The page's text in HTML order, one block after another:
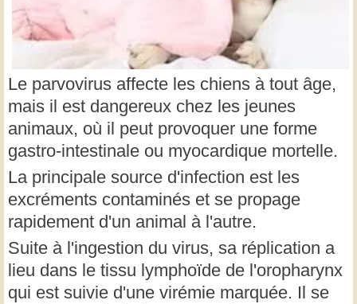
Le parvovirus affecte les chiens à tout âge,
mais il est dangereux chez les jeunes
animaux, où il peut provoquer une forme
gastro-intestinale ou myocardique mortelle.
La principale source d'infection est les
excréments contaminés et se propage
rapidement d'un animal à l'autre.
Suite à l'ingestion du virus, sa réplication a
lieu dans le tissu lymphoïde de l'oropharynx
qui est suivie d'une virémie marquée. Il se